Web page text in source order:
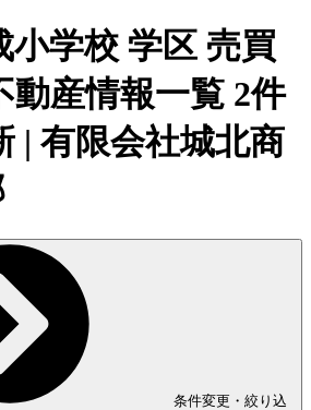
小学校 学区 売買
動産情報一覧 2件
| 有限会社城北商
条件変更・絞り込